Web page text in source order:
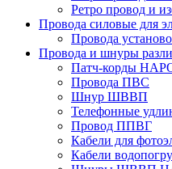
Ретро провод и
Провода силовые для
Провода
Провода и шнуры
Патч-корды
Провода ПВС
Шнур ШВВП
Телефонные
Провод ППВГ
Кабели для
Кабели